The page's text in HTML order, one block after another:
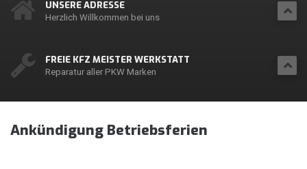
UNSERE ADRESSE
Herzlich Willkommen bei uns
FREIE KFZ MEISTER WERKSTATT
Reparatur aller PKW Marken
Ankündigung Betriebsferien